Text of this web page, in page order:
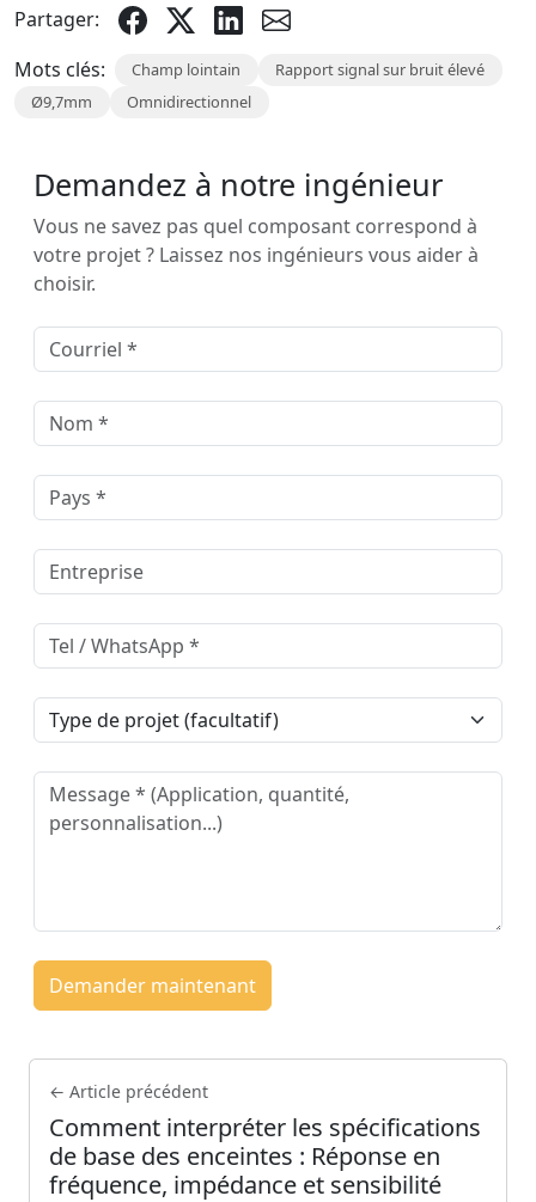
Partager:
Mots clés:
Champ lointain
Rapport signal sur bruit élevé
Ø9,7mm
Omnidirectionnel
Demandez à notre ingénieur
Vous ne savez pas quel composant correspond à
votre projet ? Laissez nos ingénieurs vous aider à
choisir.
Demander maintenant
← Article précédent
Comment interpréter les spécifications
de base des enceintes : Réponse en
fréquence, impédance et sensibilité